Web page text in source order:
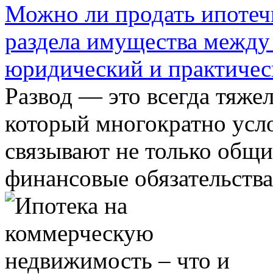
Можно ли продать
раздела имущества
юридический и
Развод — это всегда
который многократно
связывают не только
финансовые